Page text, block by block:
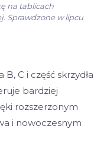
na tablicach
Sprawdzone w lipcu
C i część skrzydła
bardziej
rozszerzonym
i nowoczesnym